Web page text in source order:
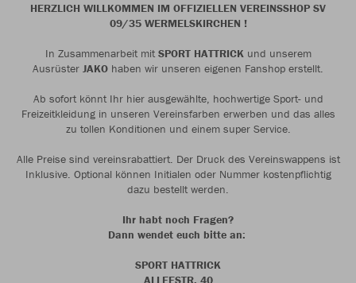
HERZLICH WILLKOMMEN IM OFFIZIELLEN VEREINSSHOP SV
09/35 WERMELSKIRCHEN !
In Zusammenarbeit mit SPORT HATTRICKund unserem
Ausrüster JAKO haben wir unseren eigenen Fanshop erstellt.
Ab sofort könnt Ihr hier ausgewählte, hochwertige Sport- und
Freizeitkleidung in unseren Vereinsfarben erwerben und das alles
zu tollen Konditionen und einem super Service.
Alle Preise sind vereinsrabattiert. Der Druck des Vereinswappens ist
Inklusive. Optional können Initialen oder Nummer kostenpflichtig
dazu bestellt werden.
Ihr habt noch Fragen?
Dann wendet euch bitte an:
SPORT HATTRICK
ALLEESTR. 40